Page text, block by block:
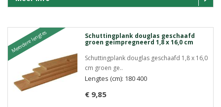
Meerdere lengtes Schuttingplank douglas geschaafd
groen geïmpregneerd 1,8 x 16,0 cm
Schuttingplank douglas geschaafd 1,8 x 16,0
cm groen ge..
€ 9,85
Lengtes (cm): 180 400